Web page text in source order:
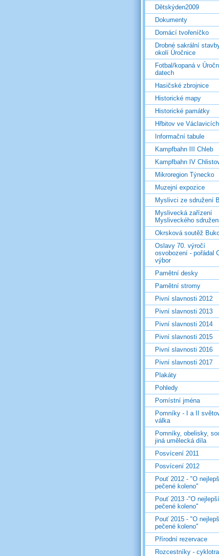
Dětskýden2009
Dokumenty
Domácí tvořeníčko
Drobné sakrální
okolí Úročnice
Fotbal/kopaná v
datech
Hasičské zbrojnice
Historické mapy
Historické památky
Hřbitov ve Václavicích
Informační tabule
Kampfbahn III Chleb
Kampfbahn IV
Mikroregion Týnecko
Muzejní expozice
Myslivci ze sdružení
Myslivecká zařízení
Mysliveckého
Okrsková soutěž
Oslavy 70. výročí
osvobození - pořádal
výbor
Pamětní desky
Pamětní stromy
Pivní slavnosti 2012
Pivní slavnosti 2013
Pivní slavnosti 2014
Pivní slavnosti 2015
Pivní slavnosti 2016
Pivní slavnosti 2017
Plakáty
Pohledy
Pomístní jména
Pomníky - I a II
válka
Pomníky, obelisky,
jiná umělecká díla
Posvícení 2011
Posvícení 2012
Pouť 2012 - "O
pečené koleno"
Pouť 2013 -"O nejlepší
pečené koleno"
Pouť 2015 - "O
pečené koleno"
Přírodní rezervace
Rozcestníky -